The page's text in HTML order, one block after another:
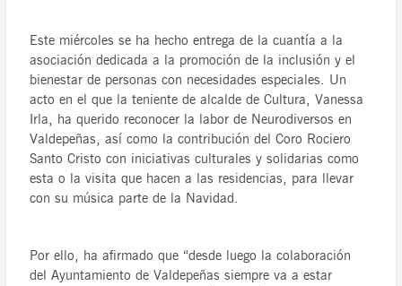
Este miércoles se ha hecho entrega de la cuantía a la
asociación dedicada a la promoción de la inclusión y el
bienestar de personas con necesidades especiales. Un
acto en el que la teniente de alcalde de Cultura, Vanessa
Irla, ha querido reconocer la labor de Neurodiversos en
Valdepeñas, así como la contribución del Coro Rociero
Santo Cristo con iniciativas culturales y solidarias como
esta o la visita que hacen a las residencias, para llevar
con su música parte de la Navidad.
Por ello, ha afirmado que “desde luego la colaboración
del Ayuntamiento de Valdepeñas siempre va a estar